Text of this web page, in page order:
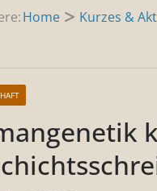
Home Kurzes &